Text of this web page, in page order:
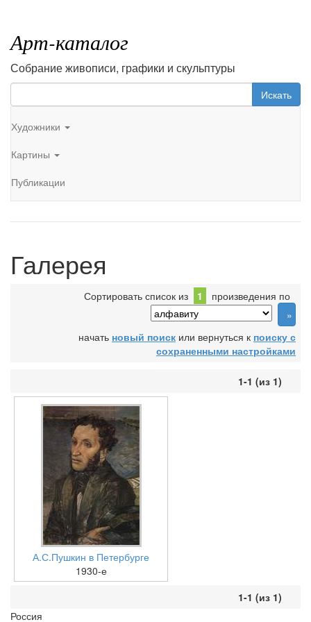
Арт-каталог
Собрание живописи, графики и скульптуры
Искать
Художники
Картины
Публикации
Галерея
Сортировать список из 1 произведения по
начать новый поиск или вернуться к поиску с
сохраненными настройками
1-1 (из 1)
А.С.Пушкин в Петербурге
1930-е
1-1 (из 1)
Россия